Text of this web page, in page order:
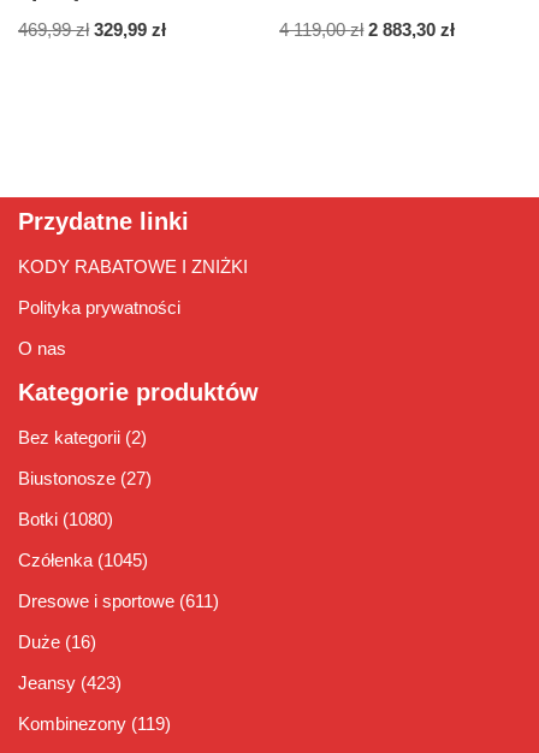
469,99zł 329,99 zł 4 119,00zł 2 883,30zł
Przydatne linki
KODY RABATOWE I ZNIŻKI
Polityka prywatności
O nas
Kategorie produktów
Bez kategorii (2)
Biustonosze (27)
Botki (1080)
Czółenka (1045)
Dresowe i sportowe (611)
Duże (16)
Jeansy (423)
Kombinezony (119)